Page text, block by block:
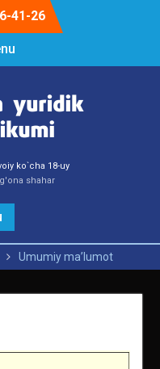
41-26
ko`cha 18-uy
shahar
Umumiy ma’lumot